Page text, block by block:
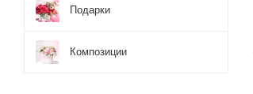
Подарки
Композиции